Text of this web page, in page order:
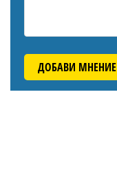
ДОБАВИ МНЕНИЕ